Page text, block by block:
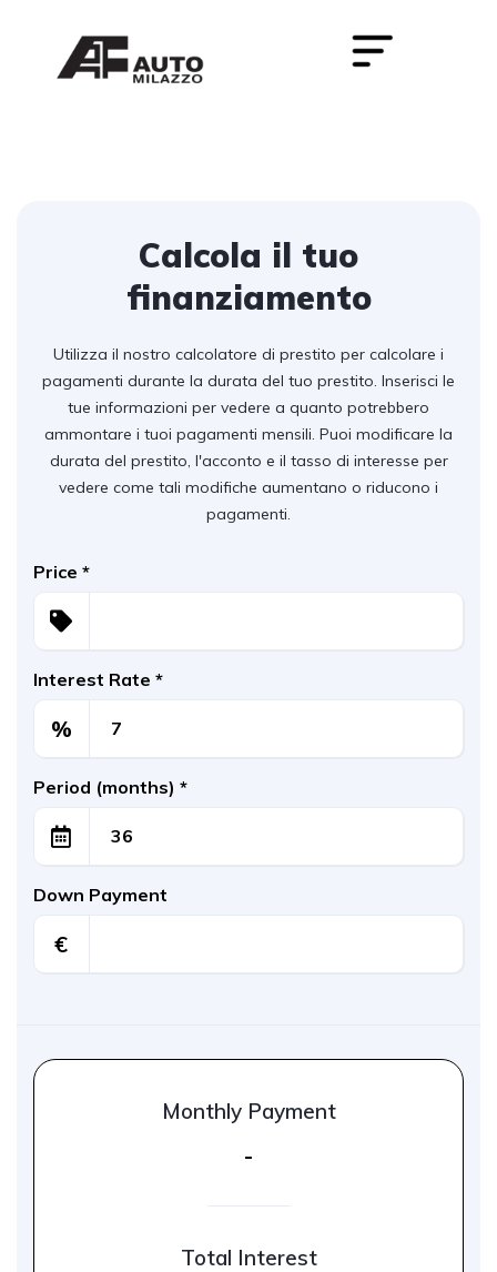
Calcola il tuo
finanziamento
Utilizza il nostro calcolatore di prestito per calcolare i
pagamenti durante la durata del tuo prestito. Inserisci le
tue informazioni per vedere a quanto potrebbero
ammontare i tuoi pagamenti mensili. Puoi modificare la
durata del prestito, l'acconto e il tasso di interesse per
vedere come tali modifiche aumentano o riducono i
pagamenti.
Price *
Interest Rate *
%
Period (months) *
Down Payment
€
Monthly Payment
-
Total Interest